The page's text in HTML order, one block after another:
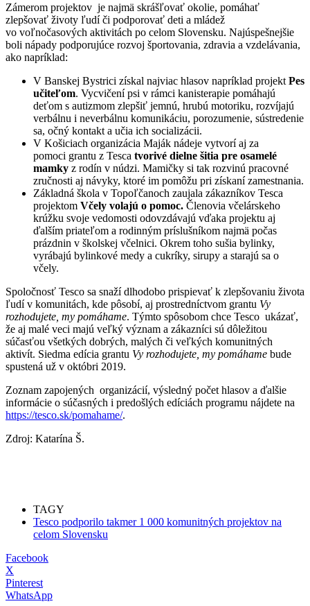
Zámerom projektov je najmä skrášľovať okolie, pomáhať
zlepšovať životy ľudí či podporovať deti a mládež
vo voľnočasových aktivitách po celom Slovensku. Najúspešnejšie
boli nápady podporujúce rozvoj športovania, zdravia a vzdelávania,
ako napríklad:
V Banskej Bystrici získal najviac hlasov napríklad projekt Pes
učiteľom. Vycvičení psi v rámci kanisterapie pomáhajú
deťom s autizmom zlepšiť jemnú, hrubú motoriku, rozvíjajú
verbálnu i neverbálnu komunikáciu, porozumenie, sústredenie
sa, očný kontakt a učia ich socializácii.
V Košiciach organizácia Maják nádeje vytvorí aj za
pomoci grantu z Tesca tvorivé dielne šitia pre osamelé
mamky z rodín v núdzi. Mamičky si tak rozvinú pracovné
zručnosti aj návyky, ktoré im pomôžu pri získaní zamestnania.
Základná škola v Topoľčanoch zaujala zákazníkov Tesca
projektom Včely volajú o pomoc. Členovia včelárskeho
krúžku svoje vedomosti odovzdávajú vďaka projektu aj
ďalším priateľom a rodinným príslušníkom najmä počas
prázdnin v školskej včelnici. Okrem toho sušia bylinky,
vyrábajú bylinkové medy a cukríky, sirupy a starajú sa o
včely.
Spoločnosť Tesco sa snaží dlhodobo prispievať k zlepšovaniu života
ľudí v komunitách, kde pôsobí, aj prostredníctvom grantu Vy
rozhodujete, my pomáhame. Týmto spôsobom chce Tesco ukázať,
že aj malé veci majú veľký význam a zákazníci sú dôležitou
súčasťou všetkých dobrých, malých či veľkých komunitných
aktivít. Siedma edícia grantu Vy rozhodujete, my pomáhame bude
spustená už v októbri 2019.
Zoznam zapojených organizácií, výsledný počet hlasov a ďalšie
informácie o súčasných i predošlých edíciách programu nájdete na
https://tesco.sk/pomahame/.
Zdroj: Katarína Š.
TAGY
Tesco podporilo takmer 1 000 komunitných projektov na
celom Slovensku
Facebook
X
Pinterest
WhatsApp